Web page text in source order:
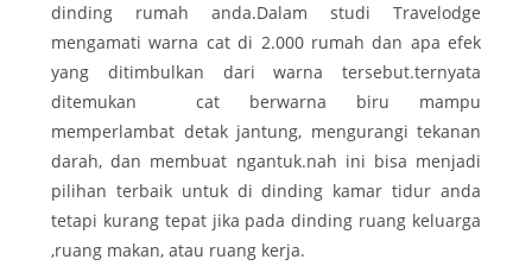
dinding rumah anda.Dalam studi Travelodge
mengamati warna cat di 2.000 rumah dan apa efek
yang ditimbulkan dari warna tersebut.ternyata
ditemukan cat berwarna biru mampu
memperlambat detak jantung, mengurangi tekanan
darah, dan membuat ngantuk.nah ini bisa menjadi
pilihan terbaik untuk di dinding kamar tidur anda
tetapi kurang tepat jika pada dinding ruang keluarga
,ruang makan, atau ruang kerja.